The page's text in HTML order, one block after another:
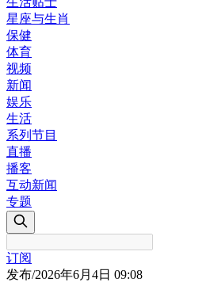
星座与生肖
保健
体育
视频
新闻
娱乐
生活
系列节目
直播
播客
互动新闻
专题
订阅
发布/2026年6月4日 09:08